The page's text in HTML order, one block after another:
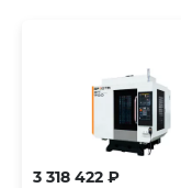
3 318 422 ₽